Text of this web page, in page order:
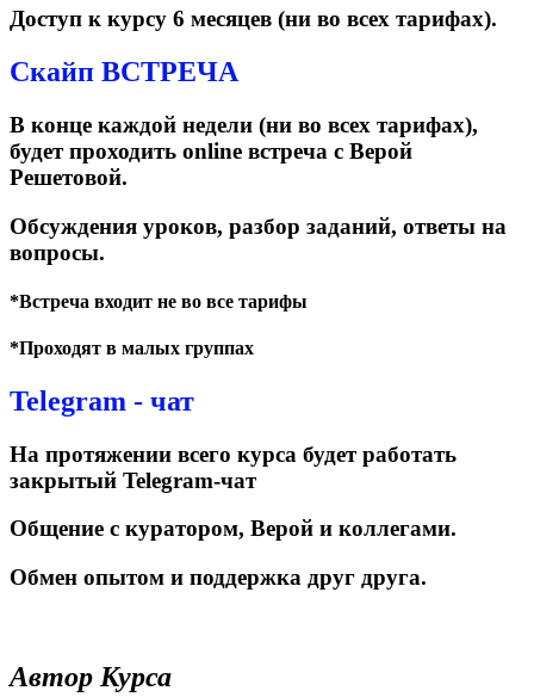
Доступ к курсу 6 месяцев (ни во всех тарифах).
Скайп ВСТРЕЧА
В конце каждой недели (ни во всех тарифах),
будет проходить online встреча с Верой
Решетовой.
Обсуждения уроков, разбор заданий, ответы на
вопросы.
*Встреча входит не во все тарифы
*Проходят в малых группах
Telegram - чат
На протяжении всего курса будет работать
закрытый Telegram-чат
Общение с куратором, Верой и коллегами.
Обмен опытом и поддержка друг друга.
Автор Курса